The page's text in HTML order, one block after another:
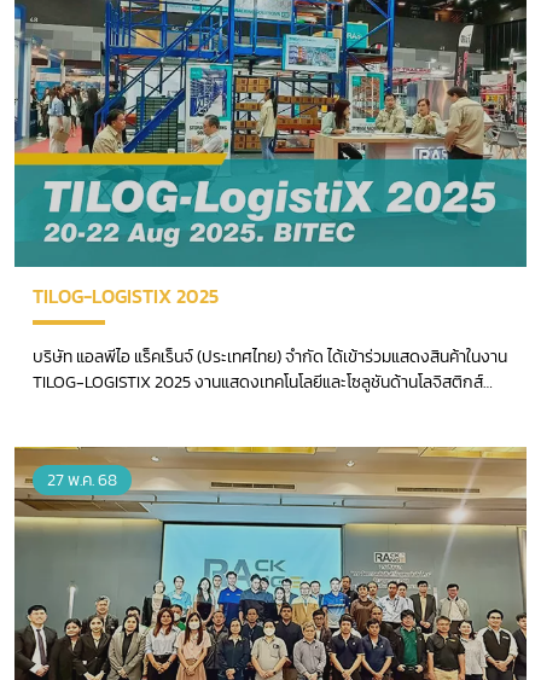
TILOG-LOGISTIX 2025
บริษัท แอลพีไอ แร็คเร็นจ์ (ประเทศไทย) จำกัด ได้เข้าร่วมแสดงสินค้าในงาน
TILOG-LOGISTIX 2025 งานแสดงเทคโนโลยีและโซลูชันด้านโลจิสติกส์
27 พ.ค. 68